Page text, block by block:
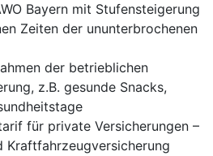
Bayern mit Stufensteigerung
Zeiten der ununterbrochenen
der betrieblichen
z.B. gesunde Snacks,
für private Versicherungen –
Kraftfahrzeugversicherung